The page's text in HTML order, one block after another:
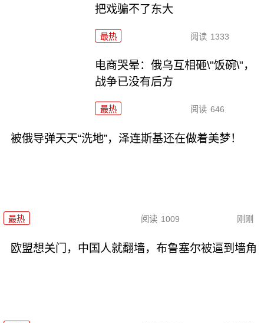
把戏骗不了东大
最热 阅读 1333
电商哭晕：俄乌互相砸\"饭碗\"，
战争已没有后方
最热 阅读 646
被俄导弹天天“洗地”，泽连斯基还在做着美梦！
最热 阅读 1009 刚刚
欧盟想关门，中国人就翻墙，布鲁塞尔被逼到墙角